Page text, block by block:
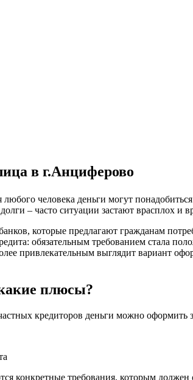
в г.Анциферово
человека деньги могут
– часто ситуации застают врасплох и
которые предлагают гражданам
обязательным требованием стала
привлекательным выглядит вариант
плюсы?
кредиторов деньги можно оформить
конкретные требования, которым должен